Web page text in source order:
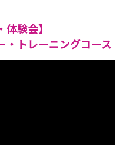
体験会】
・トレーニングコース